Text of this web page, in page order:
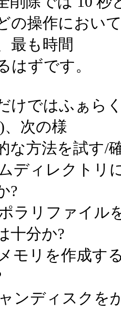
の操作におい
最も時間
はずです。
けではふぁら
次の様
な方法を試す/
ディレクトリ
?
ラリファイル
十分か?
モリを作成す
ンディスクを